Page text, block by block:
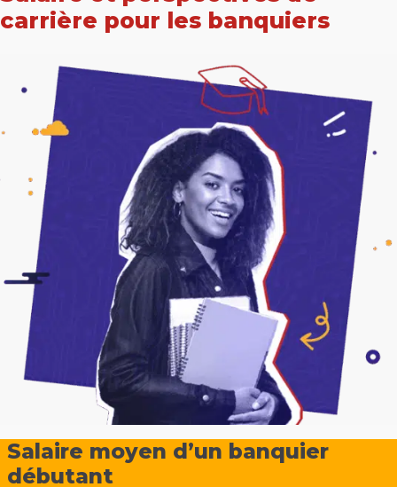
carrière pour les banquiers
Salaire moyen d’un banquier
débutant